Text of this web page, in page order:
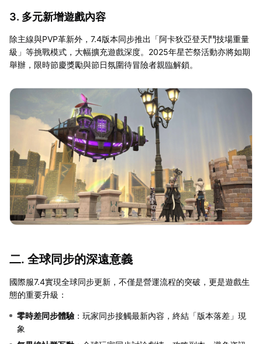
3. 多元新增遊戲內容
除主線與PVP革新外，7.4版本同步推出「阿卡狄亞登天鬥技場重量
級」等挑戰模式，大幅擴充遊戲深度。2025年星芒祭活動亦將如期
舉辦，限時節慶獎勵與節日氛圍待冒險者親臨解鎖。
二. 全球同步的深遠意義
國際服7.4實現全球同步更新，不僅是營運流程的突破，更是遊戲生
態的重要升級：
零時差同步體驗 ：玩家同步接觸最新內容，終結「版本落差」現
象